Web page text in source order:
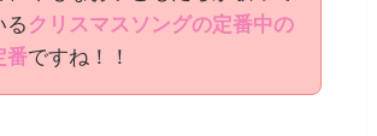
る クリスマスソングの定番中の
番ですね！！